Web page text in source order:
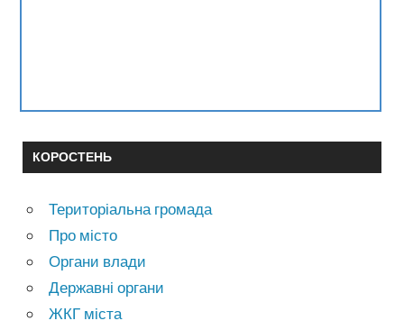
КОРОСТЕНЬ
Територіальна громада
Про місто
Органи влади
Державні органи
ЖКГ міста